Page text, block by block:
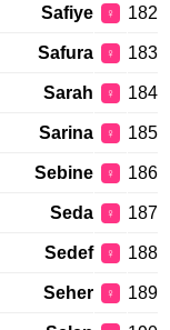
182
♀
Safiye
183
♀
Safura
184
♀
Sarah
185
♀
Sarina
186
♀
Sebine
187
♀
Seda
188
♀
Sedef
189
♀
Seher